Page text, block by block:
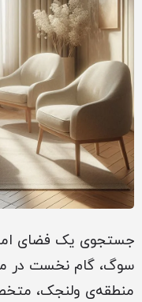
جستجوی یک فضای
سوگ، گام نخست در
منطقه‌ی ولنجک،